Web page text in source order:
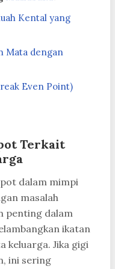
Kental yang
Mata dengan
Even Point)
Terkait
dalam mimpi
masalah
penting dalam
ikatan
keluarga. Jika gigi
ini sering